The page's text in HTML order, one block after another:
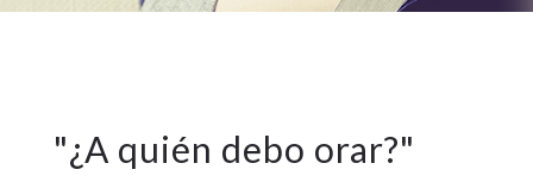
"¿A quién debo orar?"